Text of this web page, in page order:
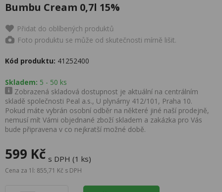
Bumbu Cream 0,7l 15%
Přidat do oblíbených produktů
Foto produktu se může od skutečnosti mírně lišit.
Kód produktu: 41252400
Skladem: 5 - 50 ks
Zobrazená skladová dostupnost je aktuální na centrálním
skladě společnosti Peal a.s., U plynárny 412/101, Praha 10.
Pokud máte vybrán osobní odběr na některé jiné naší prodejně,
nemusí mít Vámi objednané zboží skladem a zakázka pro Vás
bude připravena v co nejkratší možné době.
599 Kč s DPH (1 ks)
Cena za 1l: 855,71 Kč s DPH